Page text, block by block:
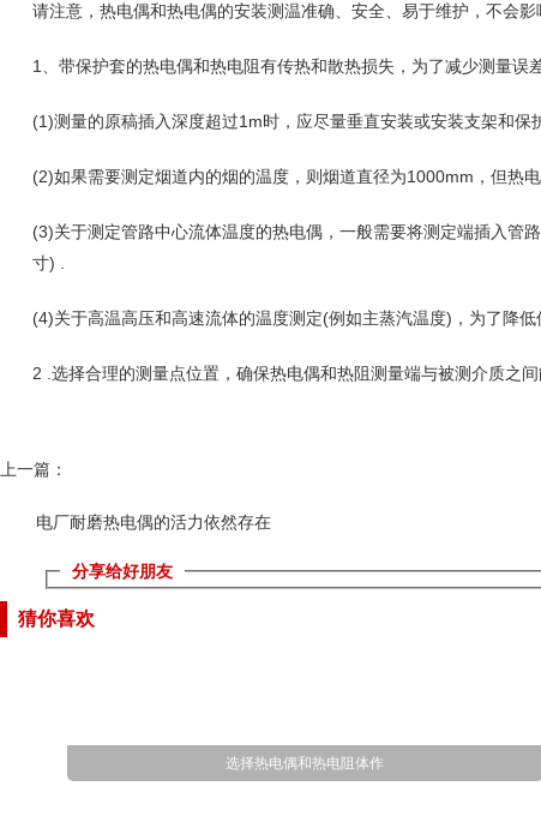
请注意，热电偶和热电偶的安装测温准确、安全、易于维护，不会
1、带保护套的热电偶和热电阻有传热和散热损失，为了减少测量误
(1)测量的原稿插入深度超过1m时，应尽量垂直安装或安装支架和保
(2)如果需要测定烟道内的烟的温度，则烟道直径为1000mm，但热
(3)关于测定管路中心流体温度的热电偶，一般需要将测定端插入管
寸) .
(4)关于高温高压和高速流体的温度测定(例如主蒸汽温度)，为了降
2 .选择合理的测量点位置，确保热电偶和热阻测量端与被测介质之
上一篇：
电厂耐磨热电偶的活力依然存在
分享给好朋友
猜你喜欢
选择热电偶和热电阻体作